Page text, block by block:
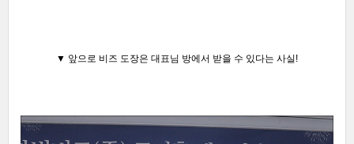
▼ 앞으로 비즈 도장은 대표님 방에서 받을 수 있다는 사실!